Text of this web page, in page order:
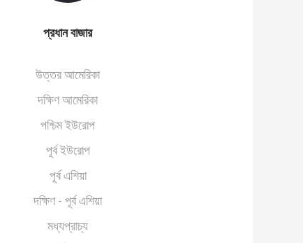
প্রধান বাজার
উত্তর আমেরিকা
দক্ষিণ আমেরিকা
পশ্চিম ইউরোপ
পূর্ব ইউরোপ
পূর্ব এশিয়া
দক্ষিণ - পূর্ব এশিয়া
মধ্যপ্রাচ্য